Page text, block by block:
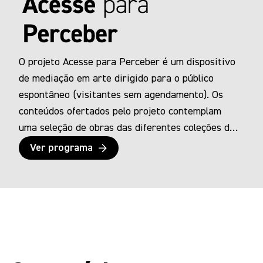
O projeto Acesse para Perceber é um dispositivo
de mediação em arte dirigido para o público
espontâneo (visitantes sem agendamento). Os
conteúdos ofertados pelo projeto contemplam
uma seleção de obras das diferentes coleções de
artes visuais, arquitetura e design, cinco dessas
obras possuem também a versão do conteúdo em
do sujeito na exploração do espaço expositivo e
Ver programa